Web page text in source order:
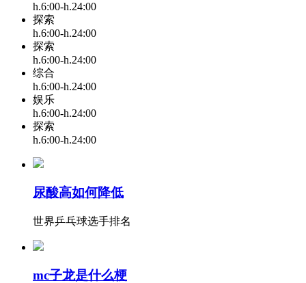
h.6:00-h.24:00
探索
h.6:00-h.24:00
探索
h.6:00-h.24:00
综合
h.6:00-h.24:00
娱乐
h.6:00-h.24:00
探索
h.6:00-h.24:00
尿酸高如何降低
世界乒乓球选手排名
mc子龙是什么梗